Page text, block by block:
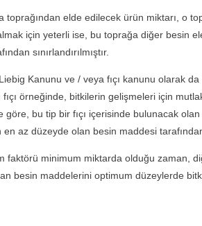
elde edilecek ürün miktarı, o
için yeterli ise, bu toprağa diğer besin
sınırlandırılmıştır.
Kanunu ve / veya fıçı kanunu olarak
fıçı örneğinde, bitkilerin gelişmeleri için
bu tip bir fıçı içerisinde bulunacak
az düzeyde olan besin maddesi tarafından
minimum miktarda olduğu zaman,
besin maddelerini optimum düzeylerde